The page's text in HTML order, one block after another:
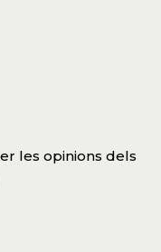
les opinions dels